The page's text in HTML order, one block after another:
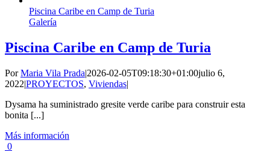
Piscina Caribe en Camp de Turia
Galería
Piscina Caribe en Camp de Turia
PorMaria Vila Prada|2026-02-05T09:18:30+01:00julio 6,
2022|PROYECTOS, Viviendas|
Dysama ha suministrado gresite verde caribe para construir esta
bonita [...]
Más información
0